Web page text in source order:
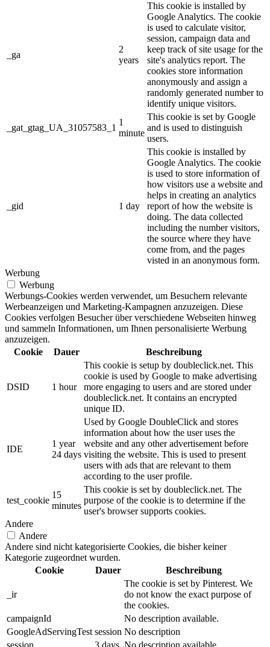
_ga
2
years
This cookie is installed by
Google Analytics. The cookie
is used to calculate visitor,
session, campaign data and
keep track of site usage for the
site's analytics report. The
cookies store information
anonymously and assign a
randomly generated number to
identify unique visitors.
_gat_gtag_UA_31057583_1
1
minute
This cookie is set by Google
and is used to distinguish
users.
_gid 1 day
This cookie is installed by
Google Analytics. The cookie
is used to store information of
how visitors use a website and
helps in creating an analytics
report of how the website is
doing. The data collected
including the number visitors,
the source where they have
come from, and the pages
visted in an anonymous form.
Werbung
Werbung
Werbungs-Cookies werden verwendet, um Besuchern relevante
Werbeanzeigen und Marketing-Kampagnen anzuzeigen. Diese
Cookies verfolgen Besucher über verschiedene Webseiten hinweg
und sammeln Informationen, um Ihnen personalisierte Werbung
anzuzeigen.
Cookie
Dauer Beschreibung
DSID 1 hour
This cookie is setup by doubleclick.net. This
cookie is used by Google to make advertising
more engaging to users and are stored under
doubleclick.net. It contains an encrypted
unique ID.
IDE
1 year
24 days
Used by Google DoubleClick and stores
information about how the user uses the
website and any other advertisement before
visiting the website. This is used to present
users with ads that are relevant to them
according to the user profile.
test_cookie
15
minutes
This cookie is set by doubleclick.net. The
purpose of the cookie is to determine if the
user's browser supports cookies.
Andere
Andere
Andere sind nicht kategorisierte Cookies, die bisher keiner
Kategorie zugeordnet wurden.
Cookie
Dauer Beschreibung
_ir
The cookie is set by Pinterest. We
do not know the exact purpose of
the cookies.
campaignId
No description available.
GoogleAdServingTest session No description